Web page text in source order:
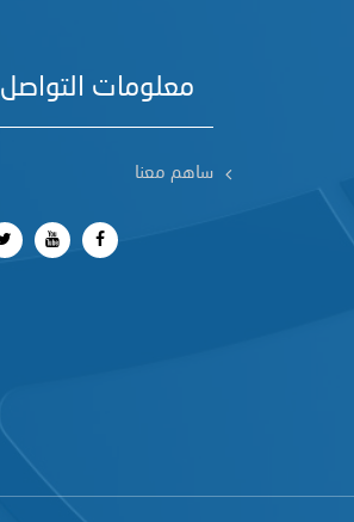
معلومات التواصل
ساهم معنا